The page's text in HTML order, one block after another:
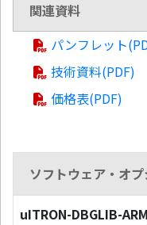
関連資料
パンフレット
技術資料(PDF)
価格表(PDF)
ソフトウェア・オ
uITRON-DBGLIB-